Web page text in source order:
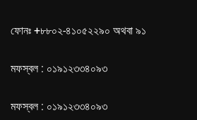
ফোনঃ +৮৮০২-৪১০৫২২৯০ অথবা ৯১
মফস্বল : ০১৯১২৩৩৪০৯৩
মফস্বল : ০১৯১২৩৩৪০৯৩